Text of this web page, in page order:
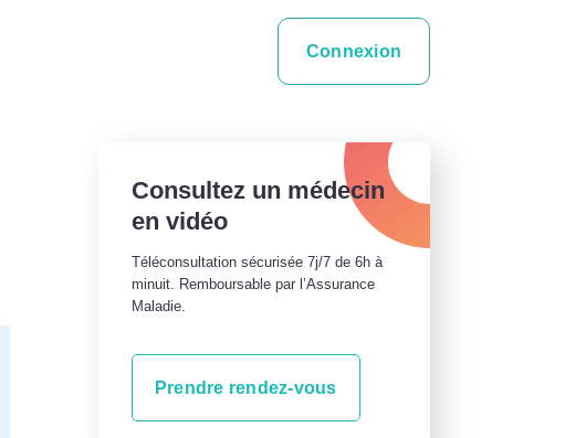
Connexion
Consultez un médecin
en vidéo
Téléconsultation sécurisée 7j/7 de 6h à
minuit. Remboursable par l’Assurance
Maladie.
Prendre rendez-vous